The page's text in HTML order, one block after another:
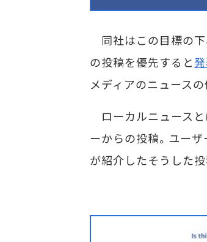
同社はこの目標の下
の投稿を優先すると
メディアのニュース
ローカルニュースと
ーからの投稿。ユーザ
が紹介したそうした